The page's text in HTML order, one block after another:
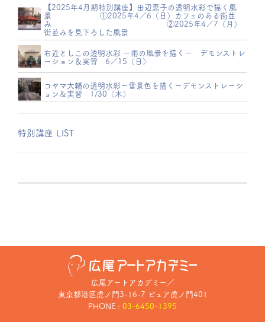
【2025年4月期特別講座】田辺恵子の透明水彩で描く風
景 ①2025年4／6（日）カフェのある街並
み ②2025年4／7（月）
街並みを見下ろした風景
右近としこの透明水彩 ー雨の風景を描くー デモンストレ
ーション＆実習 6／15（日）
コヤマ大輔の透明水彩ー雪景色を描くーデモンストレーシ
ョン＆実習 1/30（木）
特別講座 LIST
広尾アートアカデミー ／
東京都港区虎ノ門3-16-7 ピュア虎ノ門401
PHONE : 03-6450-1395